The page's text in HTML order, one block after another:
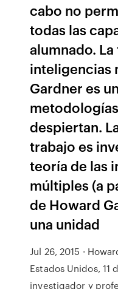
cabo no
todas las
alumnado.
inteligencias
Gardner es
despiertan.
trabajo es
teoría de las
múltiples (a
de Howard
una unidad
Jul 26, 2015 ·
Estados Unidos, 11
investigador y